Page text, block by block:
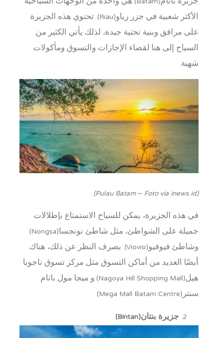
الأكثر شعبية في جزر رياو(Riau). تحتوي هذه الجزيرة
على مرافق وبنية تحتية جيدة، لذلك يأتي الكثير من
السياح إلى هنا لقضاء الإجازات والتسوق ومأكولات
شهية.
(Pulau Batam – Foto via inews.id)
في هذه الجزيرة، يمكن للسياح الاستمتاع بإطلالات
جميلة على الشواطئ، مثل شاطئ نونجسا(Nongsa)
وشاطئ فيوفيو(Viovio). بصرف النظر عن ذلك، هناك
أيضًا العديد من أماكن التسوق مثل مركز تسوق ناجويا
هيل(Nagoya Hill Shopping Mall) و ميجا مول باتام
سنتر(Mega Mall Batam Centre).
جزيرة بنتان(Bintan)